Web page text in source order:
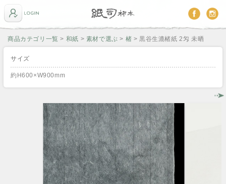
商品カテゴリ一覧 > 和紙 > 素材で選ぶ > 楮 > 黒谷生漉楮紙 2匁 未晒
サイズ
約H600×W900mm